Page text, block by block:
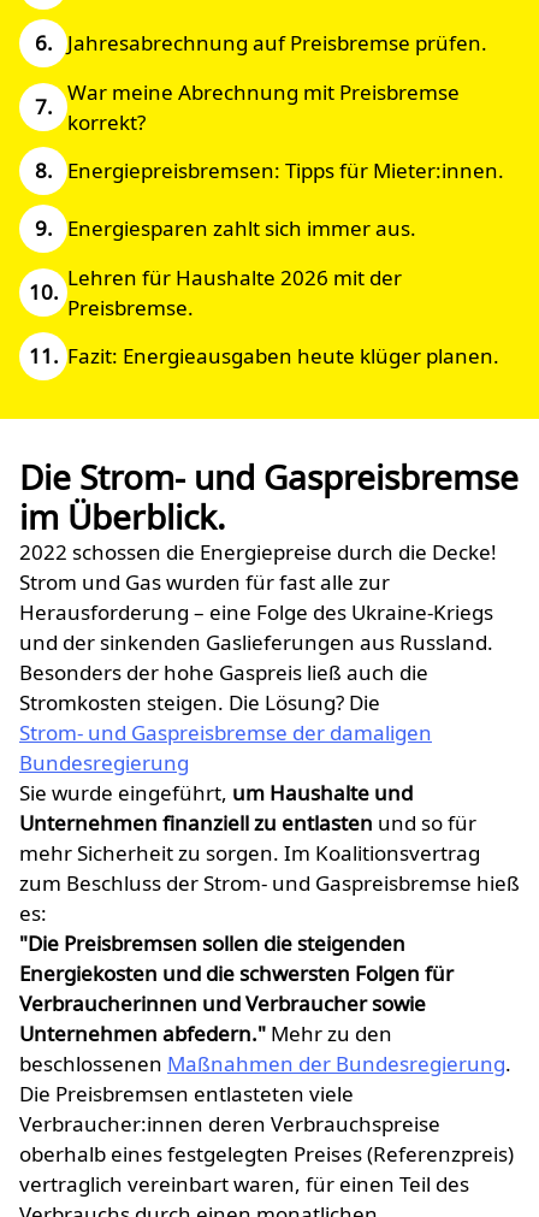
Jahresabrechnung auf Preisbremse prüfen.
War meine Abrechnung mit Preisbremse
korrekt?
Energiepreisbremsen: Tipps für Mieter:innen.
Energiesparen zahlt sich immer aus.
Lehren für Haushalte 2026 mit der
Preisbremse.
Fazit: Energieausgaben heute klüger planen.
Die Strom- und Gaspreisbremse
im Überblick.
2022 schossen die Energiepreise durch die Decke!
Strom und Gas wurden für fast alle zur
Herausforderung – eine Folge des Ukraine-Kriegs
und der sinkenden Gaslieferungen aus Russland.
Besonders der hohe Gaspreis ließ auch die
Stromkosten steigen. Die Lösung? Die
Strom- und Gaspreisbremse der damaligen
Bundesregierung
Sie wurde eingeführt, um Haushalte und
Unternehmen finanziell zu entlasten und so für
mehr Sicherheit zu sorgen. Im Koalitionsvertrag
zum Beschluss der Strom- und Gaspreisbremse hieß
es:
"Die Preisbremsen sollen die steigenden
Energiekosten und die schwersten Folgen für
Verbraucherinnen und Verbraucher sowie
Unternehmen abfedern." Mehr zu den
beschlossenen Maßnahmen der Bundesregierung.
Die Preisbremsen entlasteten viele
Verbraucher:innen deren Verbrauchspreise
oberhalb eines festgelegten Preises (Referenzpreis)
vertraglich vereinbart waren, für einen Teil des